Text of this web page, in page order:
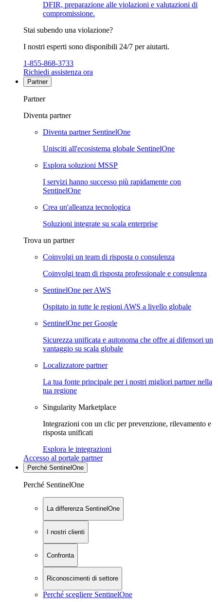
DFIR, preparazione alle violazioni e valutazioni di
compromissione.
Stai subendo una violazione?
I nostri esperti sono disponibili 24/7 per aiutarti.
1-855-868-3733
Richiedi assistenza ora
Partner
Partner
Diventa partner
Diventa partner SentinelOne
Unisciti all'ecosistema globale SentinelOne
Esplora soluzioni MSSP
I servizi hanno successo più rapidamente con
SentinelOne
Crea un'alleanza tecnologica
Soluzioni integrate su scala enterprise
Trova un partner
Coinvolgi un team di risposta o consulenza
Coinvolgi team di risposta professionale e consulenza
SentinelOne per AWS
Ospitato in tutte le regioni AWS a livello globale
SentinelOne per Google
Sicurezza unificata e autonoma che offre ai difensori un
vantaggio su scala globale
Localizzatore partner
La tua fonte principale per i nostri migliori partner nella
tua regione
Singularity Marketplace
Integrazioni con un clic per prevenzione, rilevamento e
risposta unificati
Esplora le integrazioni
Accesso al portale partner
Perché SentinelOne
Perché SentinelOne
La differenza SentinelOne
I nostri clienti
Confronta
Riconoscimenti di settore
Perché scegliere SentinelOne